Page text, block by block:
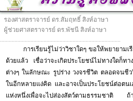
รองศาสตราจารย์ ดร.สัมฤทธิ์ สิงห์อาษา
ผู้ช่วยศาสตราจารย์ ดร.พัชนี สิงห์อาษา
...................................................................................
การเรียนรู้ไม่ว่าวิชาใดๆ ขอให้พยายามเรี
ด้วยแล้ว เชื่อว่าจะเกิดประโยชน์ไม่ทางใดก็ท
ต่างๆ ในลักษณะ รูปร่าง วงจรชีวิต ตลอดจนชี
ในอีกหลายแง่คิด และอาจเป็นประโยชน์ต่อตน
แห่งหนึ่งเพื่อจะไปส่องสัตว์ตามธรรมชาติ ถ้า